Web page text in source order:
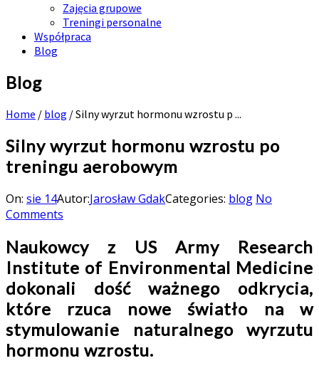
Zajęcia grupowe
Treningi personalne
Współpraca
Blog
Blog
Home / blog /Silny wyrzut hormonu wzrostu p ...
Silny wyrzut hormonu wzrostu po
treningu aerobowym
On: sie 14Autor:Jarosław GdakCategories: blog No
Comments
Naukowcy z US Army Research
Institute of Environmental Medicine
dokonali dość ważnego odkrycia,
które rzuca nowe światło na w
stymulowanie naturalnego wyrzutu
hormonu wzrostu.